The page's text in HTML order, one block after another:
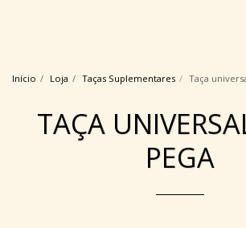
Início Loja Taças Suplementares Taça
TAÇA
PEGA